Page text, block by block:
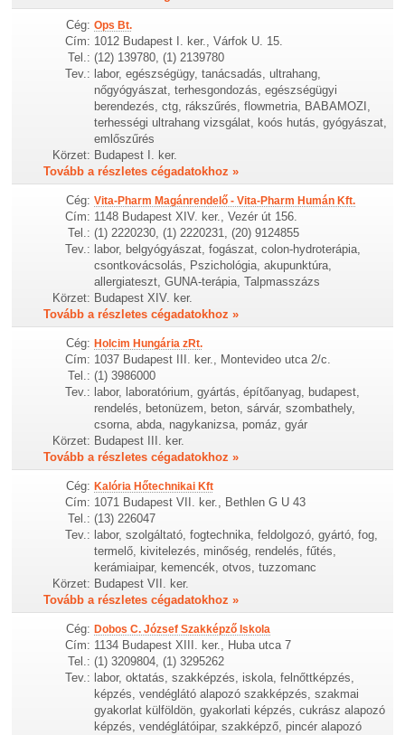
Cég: Ops Bt.
Cím: 1012 Budapest I. ker., Várfok U. 15.
Tel.: (12) 139780, (1) 2139780
Tev.: labor, egészségügy, tanácsadás, ultrahang,
nőgyógyászat, terhesgondozás, egészségügyi
berendezés, ctg, rákszűrés, flowmetria, BABAMOZI,
terhességi ultrahang vizsgálat, koós hutás, gyógyászat,
emlőszűrés
Körzet: Budapest I. ker.
Tovább a részletes cégadatokhoz »
Cég: Vita-Pharm Magánrendelő - Vita-Pharm Humán Kft.
Cím: 1148 Budapest XIV. ker., Vezér út 156.
Tel.: (1) 2220230, (1) 2220231, (20) 9124855
Tev.: labor, belgyógyászat, fogászat, colon-hydroterápia,
csontkovácsolás, Pszichológia, akupunktúra,
allergiateszt, GUNA-terápia, Talpmasszázs
Körzet: Budapest XIV. ker.
Tovább a részletes cégadatokhoz »
Cég: Holcim Hungária zRt.
Cím: 1037 Budapest III. ker., Montevideo utca 2/c.
Tel.: (1) 3986000
Tev.: labor, laboratórium, gyártás, építőanyag, budapest,
rendelés, betonüzem, beton, sárvár, szombathely,
csorna, abda, nagykanizsa, pomáz, gyár
Körzet: Budapest III. ker.
Tovább a részletes cégadatokhoz »
Cég: Kalória Hőtechnikai Kft
Cím: 1071 Budapest VII. ker., Bethlen G U 43
Tel.: (13) 226047
Tev.: labor, szolgáltató, fogtechnika, feldolgozó, gyártó, fog,
termelő, kivitelezés, minőség, rendelés, fűtés,
kerámiaipar, kemencék, otvos, tuzzomanc
Körzet: Budapest VII. ker.
Tovább a részletes cégadatokhoz »
Cég: Dobos C. József Szakképző Iskola
Cím: 1134 Budapest XIII. ker., Huba utca 7
Tel.: (1) 3209804, (1) 3295262
Tev.: labor, oktatás, szakképzés, iskola, felnőttképzés,
képzés, vendéglátó alapozó szakképzés, szakmai
gyakorlat külföldön, gyakorlati képzés, cukrász alapozó
képzés, vendéglátóipar, szakképző, pincér alapozó